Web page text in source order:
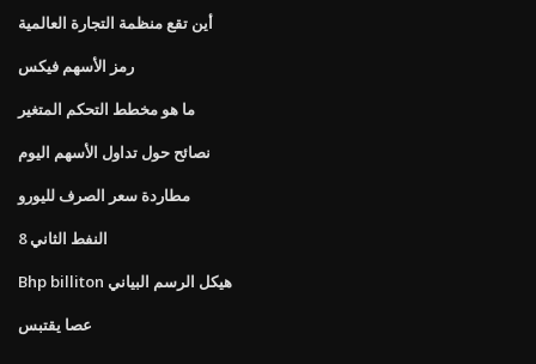
أين تقع منظمة التجارة العالمية
رمز الأسهم فيكس
ما هو مخطط التحكم المتغير
نصائح حول تداول الأسهم اليوم
مطاردة سعر الصرف لليورو
النفط الثاني 8
Bhp billiton هيكل الرسم البياني
عصا يقتبس